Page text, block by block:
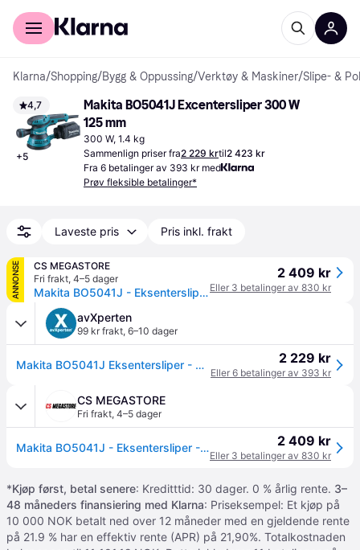
For kunder
Klarna/Shopping/Bygg & Oppussing/Verktøy & Maskiner/Slipe- &
4,7
+5
Makita BO5041J Excentersliper 300 W
125 mm
300 W, 1.4 kg
Sammenlign priser fra2 229 krtil2 423 kr
Fra 6 betalinger av 393 kr med
Prøv fleksible betalinger*
Laveste pris Pris inkl. frakt
ANNONSE
CS MEGASTORE
Fri frakt, 4–5 dager
Makita BO5041J - Eksentersliper - 300 W - 125 mm
2 409 kr
Eller 3 betalinger av 830 kr
avXperten
99 kr frakt, 6–10 dager
Makita BO5041J Eksentersliper - 300 W, Ø125 mm 2 229 kr
Eller 6 betalinger av 393 kr
CS MEGASTORE
Fri frakt, 4–5 dager
Makita BO5041J - Eksentersliper - 300 W - 125 mm 2 409 kr
Eller 3 betalinger av 830 kr
*Kjøp først, betal senere: Kreditttid: 30 dager. 0 % årlig rente. 3–
48 måneders finansiering med Klarna: Priseksempel: Et kjøp på
10 000 NOK betalt ned over 12 måneder med en gjeldende rente
på 21.9 % har en effektiv rente (APR) på 21,90%. Totalkostnaden